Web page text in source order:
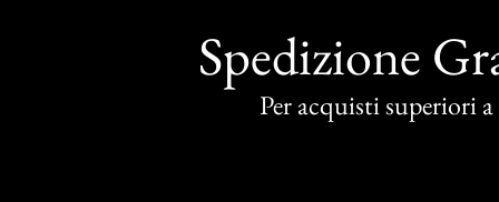
Spedizione
Per acquisti superiori